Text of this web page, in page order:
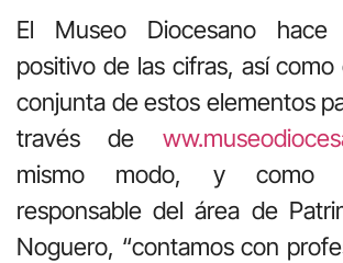
El Museo Diocesano hace
positivo de las cifras, así
conjunta de estos elementos
través de
mismo modo, y como
responsable del área de
Noguero, “contamos con